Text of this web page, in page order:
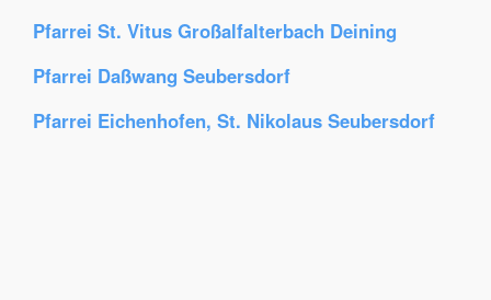
Pfarrei St. Vitus Großalfalterbach Deining
Pfarrei Daßwang Seubersdorf
Pfarrei Eichenhofen, St. Nikolaus Seubersdorf